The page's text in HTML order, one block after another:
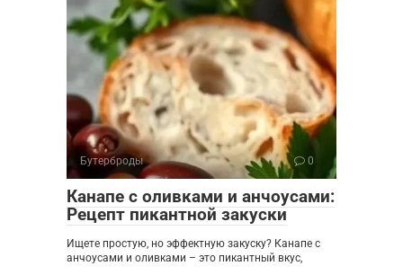
Бутерброды 0
Канапе с оливками и анчоусами:
Рецепт пикантной закуски
Ищете простую, но эффектную закуску? Канапе с
анчоусами и оливками – это пикантный вкус,